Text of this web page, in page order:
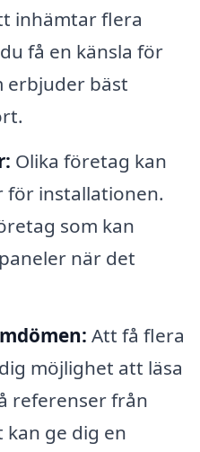
inhämtar flera
få en känsla för
erbjuder bäst
Olika företag kan
för installationen.
som kan
när det
Att få flera
möjlighet att läsa
referenser från
kan ge dig en